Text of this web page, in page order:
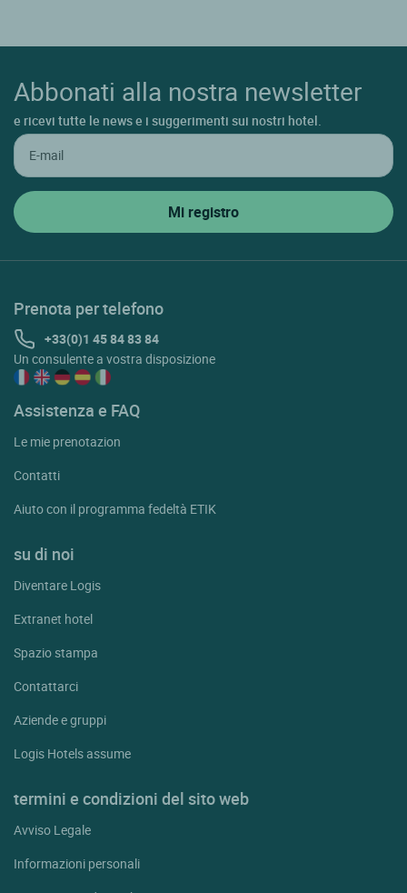
Abbonati alla nostra newsletter
e ricevi tutte le news e i suggerimenti sui nostri hotel.
Prenota per telefono
+33(0)1 45 84 83 84
Un consulente a vostra disposizione
Assistenza e FAQ
Le mie prenotazion
Contatti
Aiuto con il programma fedeltà ETIK
su di noi
Diventare Logis
Extranet hotel
Spazio stampa
Contattarci
Aziende e gruppi
Logis Hotels assume
termini e condizioni del sito web
Avviso Legale
Informazioni personali